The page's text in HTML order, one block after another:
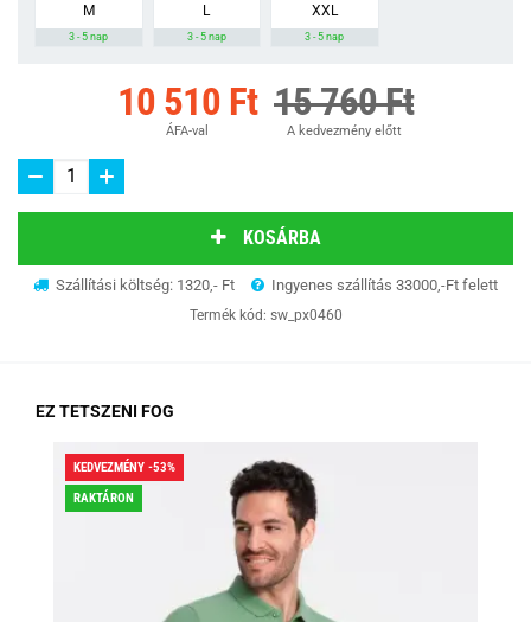
M
3 - 5 nap
L
3 - 5 nap
XXL
3 - 5 nap
10 510 Ft
ÁFA-val
15 760 Ft
A kedvezmény előtt
KOSÁRBA
Szállítási költség: 1320,- Ft Ingyenes szállítás 33000,-Ft felett
Termék kód: sw_px0460
EZ TETSZENI FOG
KEDVEZMÉNY -53%
RAKTÁRON